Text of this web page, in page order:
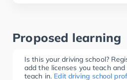
Proposed learning
Is this your driving school?
add the licenses you teach
teach in. Edit driving school